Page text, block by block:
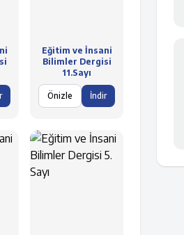
Eğitim ve İnsani
Bilimler Dergisi
11.Sayı
Önizle İndir